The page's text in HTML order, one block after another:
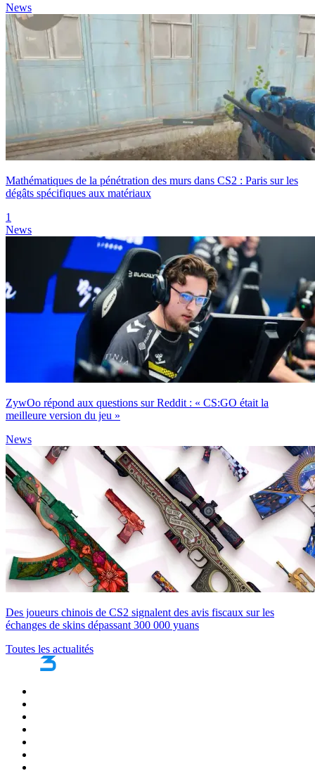
News
Mathématiques de la pénétration des murs dans CS2 : Paris sur les
dégâts spécifiques aux matériaux
1
News
ZywOo répond aux questions sur Reddit : « CS:GO était la
meilleure version du jeu »
News
Des joueurs chinois de CS2 signalent des avis fiscaux sur les
échanges de skins dépassant 300 000 yuans
Toutes les actualités